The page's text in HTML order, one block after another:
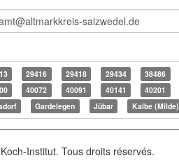
29416 29418 29434 38486
40072 40091 40141 40201
Gardelegen Jübar Kalbe (Milde)
Institut. Tous droits réservés.